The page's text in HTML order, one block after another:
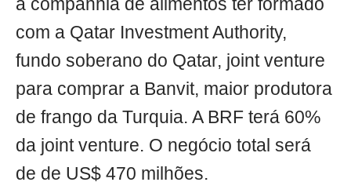
a companhia de alimentos ter formado
com a Qatar Investment Authority,
fundo soberano do Qatar, joint venture
para comprar a Banvit, maior produtora
de frango da Turquia. A BRF terá 60%
da joint venture. O negócio total será
de de US$ 470 milhões.